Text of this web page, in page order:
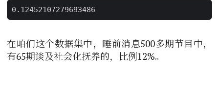
在咱们这个数据集中，睡前消息500多期节目中，
有65期谈及社会化抚养的，比例12%。